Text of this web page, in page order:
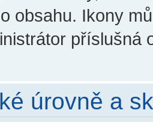
obsahu. Ikony
příslušná
úrovně a